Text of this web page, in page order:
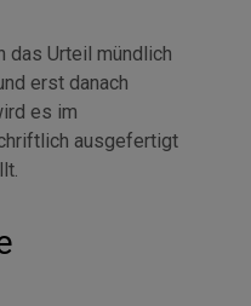
das Urteil mündlich
erst danach
es im
ausgefertigt